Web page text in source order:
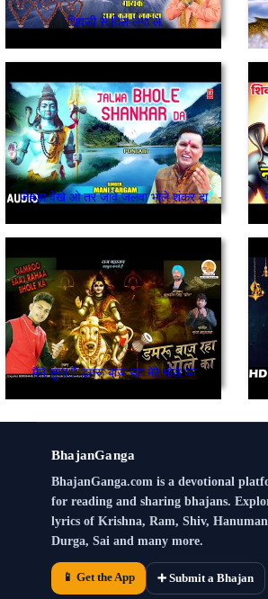
शिवजी से दिल लगा ले
जेहड़ा वेखे ओ तर जावे जलवा भोले शंकर दा
मैंने सुना है डमरू बाज रहा मेरे भोले का
BhajanGanga
BhajanGanga.com is a devotional
for reading and sharing bhajans.
lyrics of Krishna, Ram, Shiv,
Durga, Sai and many more.
📱 Get the App ➕ Submit a Bhajan